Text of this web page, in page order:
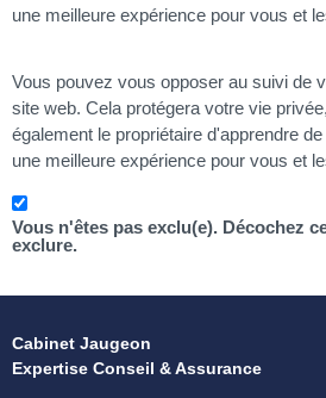
une meilleure expérience pour vous et
Vous pouvez vous opposer au suivi de
site web. Cela protégera votre vie
également le propriétaire d'apprendre
une meilleure expérience pour vous et
Vous n'êtes pas exclu(e). Décochez
exclure.
Cabinet Jaugeon
Expertise Conseil & Assurance